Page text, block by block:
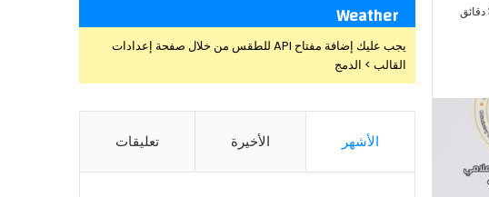
Weather
يجب عليك إضافة مفتاح API للطقس من خلال صفحة إعدادات
القالب > الدمج
الأشهر الأخيرة تعليقات